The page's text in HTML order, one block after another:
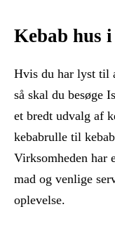
Kebab hus
Hvis du har lyst til
så skal du besøge
et bredt udvalg af
kebabrulle til
Virksomheden har
mad og venlige
oplevelse.